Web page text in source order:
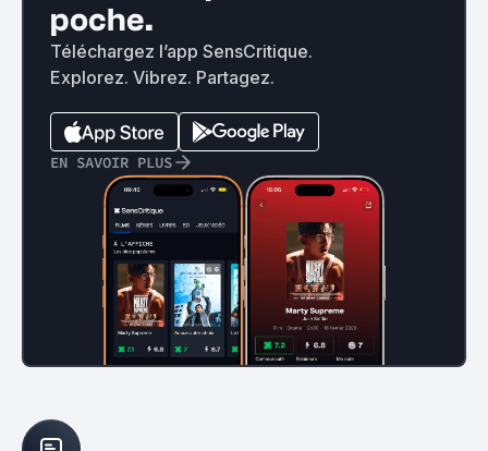
poche.
Téléchargez l’app SensCritique.
Explorez. Vibrez. Partagez.
EN SAVOIR PLUS